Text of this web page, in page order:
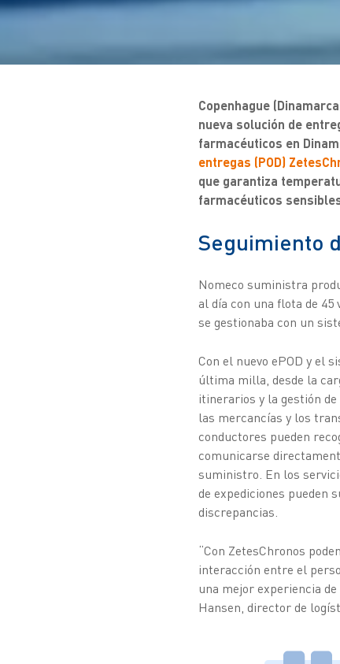
Copenhague
nueva solución de
farmacéuticos en
entregas (POD)
que garantiza
farmacéuticos
Seguimiento
Nomeco suministra
al día con una flota de
se gestionaba con un
Con el nuevo ePOD y el
última milla, desde la
itinerarios y la gestión
las mercancías y los
conductores pueden
comunicarse
suministro. En los
de expediciones pueden
discrepancias.
“Con ZetesChronos
interacción entre el
una mejor experiencia
Hansen, director de